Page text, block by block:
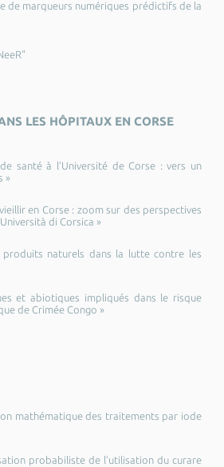
de marqueurs numériques prédictifs de la
LES HÔPITAUX EN CORSE
santé à l’Université de Corse : vers un
»
en Corse : zoom sur des perspectives
di Corsica »
produits naturels dans la lutte contre les
et abiotiques impliqués dans le risque
de Crimée Congo »
mathématique des traitements par iode
probabiliste de l’utilisation du curare